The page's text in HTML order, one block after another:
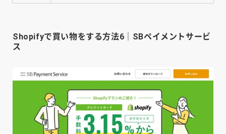
Shopifyで買い物をする方法6｜SBペイメントサービ
ス